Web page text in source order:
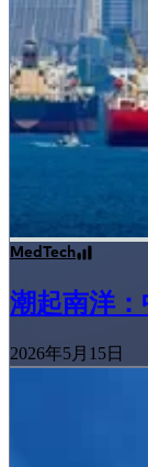
MedTech
潮起南洋
2026年5月15日